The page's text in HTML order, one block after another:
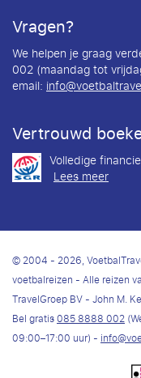
Vragen?
We helpen je graag
002 (maandag tot
email:
Vertrouwd
Volledige
Lees meer
© 2004 - 2026,
voetbalreizen - Alle reizen
TravelGroep BV - John M.
Bel gratis085 8888 002
09:00–17:00 uur) -